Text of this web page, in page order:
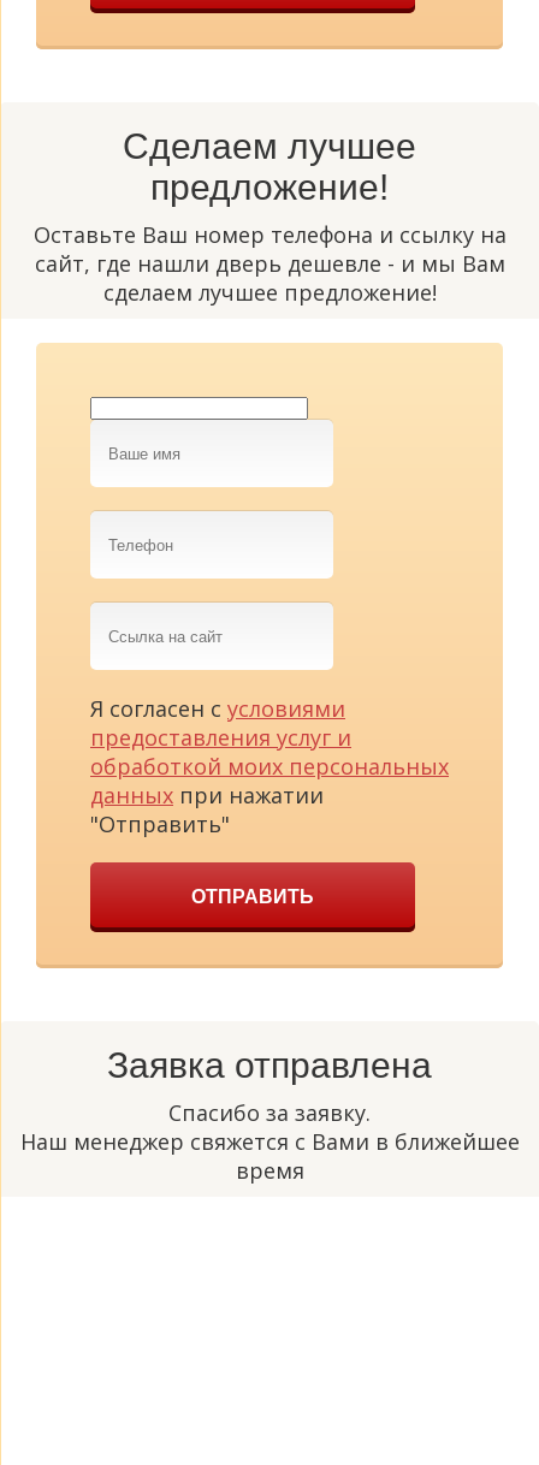
Сделаем лучшее
предложение!
Оставьте Ваш номер телефона и ссылку на
сайт, где нашли дверь дешевле - и мы Вам
сделаем лучшее предложение!
Ваше
имя
Телефон
Ссылка
на
сайт
Я согласен с условиями
предоставления услуг и
обработкой моих персональных
данных при нажатии
"Отправить"
ОТПРАВИТЬ
Заявка отправлена
Спасибо за заявку.
Наш менеджер свяжется с Вами в ближейшее
время